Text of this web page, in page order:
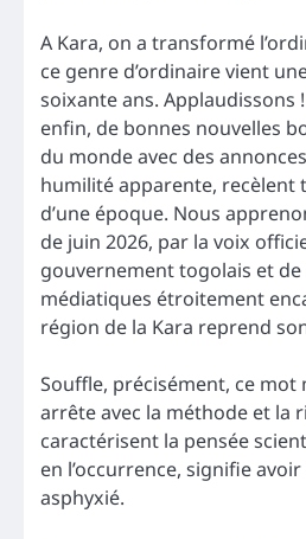
A Kara, on a transformé
ce genre d’ordinaire vient
soixante ans. Applaudissons
enfin, de bonnes nouvelles
du monde avec des
humilité apparente, recèlent
d’une époque. Nous
de juin 2026, par la voix
gouvernement togolais et de
médiatiques étroitement
région de la Kara reprend
Souffle, précisément, ce mot
arrête avec la méthode et la
caractérisent la pensée
en l’occurrence, signifie
asphyxié.